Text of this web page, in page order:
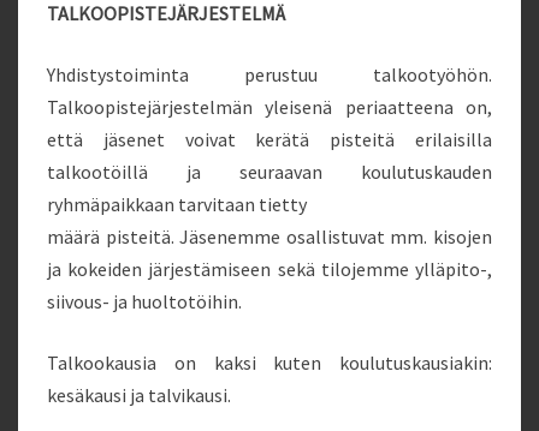
TALKOOPISTEJÄRJESTELMÄ
Yhdistystoiminta perustuu talkootyöhön.
Talkoopistejärjestelmän yleisenä periaatteena on,
että jäsenet voivat kerätä pisteitä erilaisilla
talkootöillä ja seuraavan koulutuskauden
ryhmäpaikkaan tarvitaan tietty
määrä pisteitä. Jäsenemme osallistuvat mm. kisojen
ja kokeiden järjestämiseen sekä tilojemme ylläpito-,
siivous- ja huoltotöihin.
Talkookausia on kaksi kuten koulutuskausiakin:
kesäkausi ja talvikausi.